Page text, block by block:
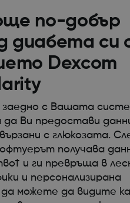
по-добър
диабета си
Dexcom
заедно с Вашата
да Ви предостави
с глюкозата.
получава
и ги превръща в
и персонализирана
можете да видите